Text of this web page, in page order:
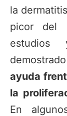
la
picor del
estudios
ayuda
la
En